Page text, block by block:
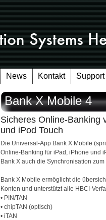
News Kontakt Support
Bank X Mobile 4
Sicheres Online-Banking
und iPod Touch
Die Universal-App Bank X Mobile
Online-Banking für iPad, iPhone und
Bank X auch die Synchronisation
Bank X Mobile ermöglicht die
Konten und unterstützt alle HBCI-
• PIN/TAN
• chipTAN (optisch)
• iTAN